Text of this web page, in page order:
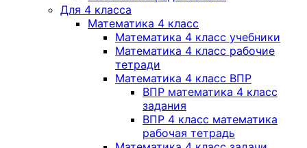
Для 4 класса
Математика 4 класс
Математика 4 класс учебники
Математика 4 класс рабочие
тетради
Математика 4 класс ВПР
ВПР математика 4 класс
задания
ВПР 4 класс математика
рабочая тетрадь